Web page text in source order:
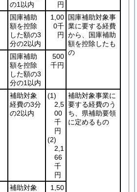
の1以内
円
国庫補助
額を控除
した額の3
分の2以内
1,00
0千
円
国庫補助対象事
業に要する経費
から、国庫補助
額を控除したも
の
国庫補助
額を控除
した額の3
分の1以内
500
千円
補助対象
経費の3分
の2以内
(1)
2,5
00
千
円
(2)
2,1
66
千
円
補助対象事業に
要する経費のう
ち、県補助要領
に定めるもの
補助対象
1,50